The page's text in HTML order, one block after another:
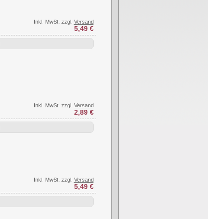
Inkl. MwSt. zzgl. Versand
5,49 €
Inkl. MwSt. zzgl. Versand
2,89 €
Inkl. MwSt. zzgl. Versand
5,49 €